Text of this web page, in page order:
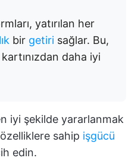
yatırılan her
bir getiri sağlar. Bu,
daha iyi
iyi şekilde yararlanmak
sahip işgücü
edin.